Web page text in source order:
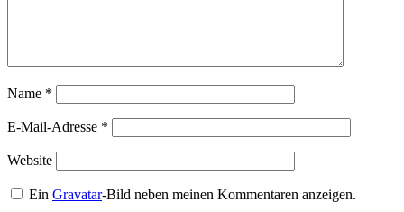
Name *
E-Mail-Adresse *
Website
EinGravatar-Bild neben meinen Kommentaren anzeigen.